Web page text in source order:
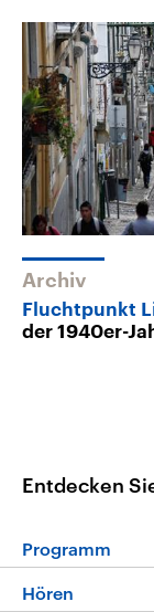
Archiv
Fluchtpunkt
der 1940er-
Entdecken
Programm
Programm
Hören